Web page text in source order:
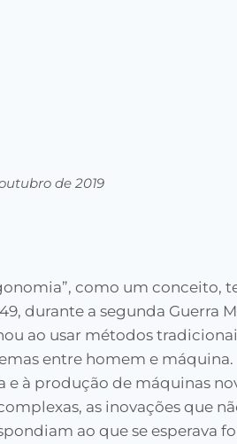
outubro de 2019
como um conceito,
durante a segunda Guerra
ao usar métodos
entre homem e
e à produção de máquinas
as inovações que
ao que se esperava